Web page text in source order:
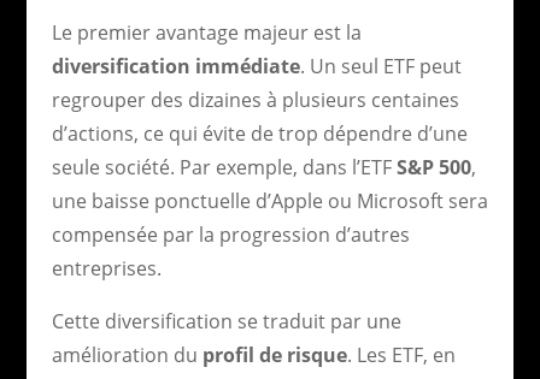
Le premier avantage majeur est la
diversification immédiate. Un seul ETF peut
regrouper des dizaines à plusieurs centaines
d’actions, ce qui évite de trop dépendre d’une
seule société. Par exemple, dans l’ETFS&P 500,
une baisse ponctuelle d’Apple ou Microsoft sera
compensée par la progression d’autres
entreprises.
Cette diversification se traduit par une
amélioration du profil de risque. Les ETF, en